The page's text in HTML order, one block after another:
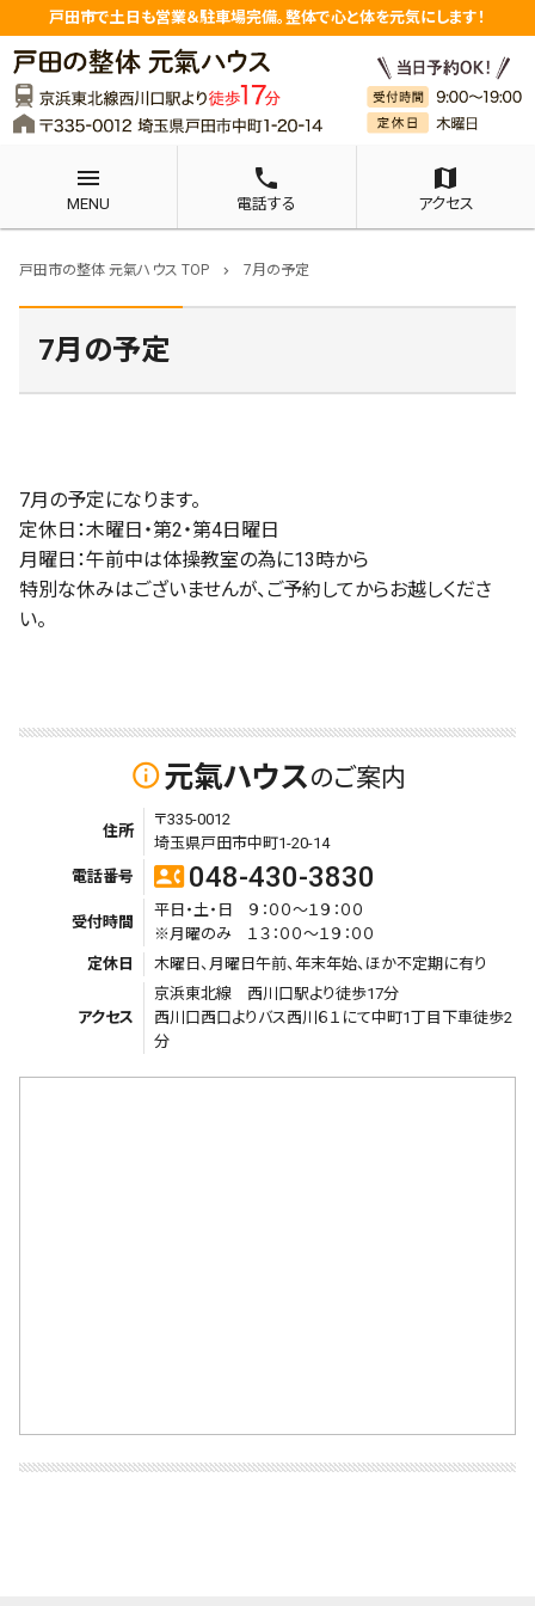
戸田市で土日も営業＆駐車場完備。整体で心と体を元気にします！
menu
MENU
phone
電話する
map
アクセス
戸田市の整体 元氣ハウス TOP chevron_right 7月の予定
7月の予定
7月の予定になります。
定休日：木曜日・第2・第4日曜日
月曜日：午前中は体操教室の為に13時から
特別な休みはございませんが、ご予約してからお越しくださ
い。
info_outline元氣ハウスのご案内
住所
〒335-0012
埼玉県戸田市中町1-20-14
電話番号
contact_phone 048-430-3830
受付時間
平日・土・日 ９：００～１９：００
※月曜のみ １３：００～１９：００
定休日
木曜日、月曜日午前、年末年始、ほか不定期に有り
アクセス
京浜東北線 西川口駅より徒歩17分
西川口西口よりバス西川６１にて中町1丁目下車徒歩2
分